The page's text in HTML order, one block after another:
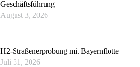
Geschäftsführung
August 3, 2026
H2-Straßenerprobung mit Bayernflotte
Juli 31, 2026